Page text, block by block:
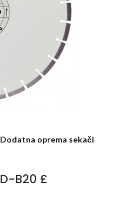
Dodatna oprema sekači
B20 £